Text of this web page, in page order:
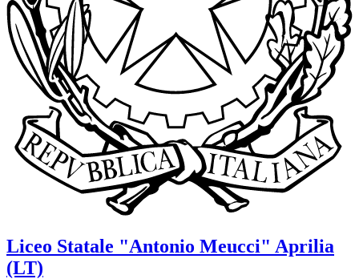
Liceo Statale "Antonio Meucci" Aprilia
(LT)